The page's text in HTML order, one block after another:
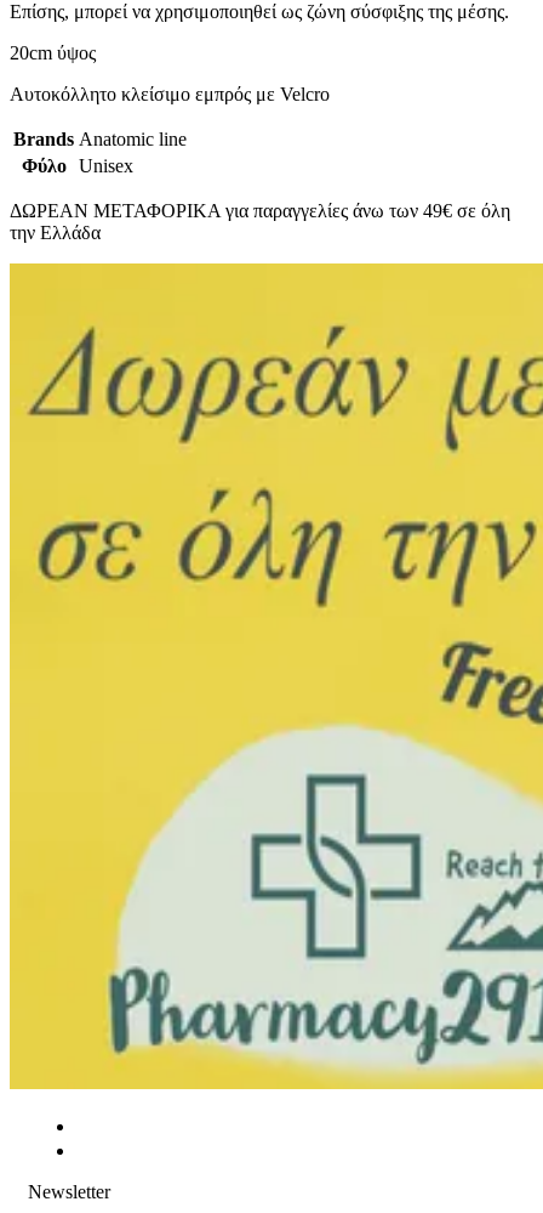
Επίσης, μπορεί να χρησιμοποιηθεί ως ζώνη σύσφιξης της μέσης.
20cm ύψος
Αυτοκόλλητο κλείσιμο εμπρός με Velcro
Brands Anatomic line
Φύλο
Unisex
ΔΩΡΕΑΝ ΜΕΤΑΦΟΡΙΚΑ για παραγγελίες άνω των 49€ σε όλη
την Ελλάδα
Newsletter